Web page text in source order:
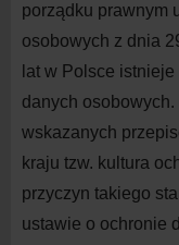
porządku prawnym
osobowych z dnia
lat w Polsce
danych
wskazanych
kraju tzw. kultura
przyczyn takiego
ustawie o ochronie